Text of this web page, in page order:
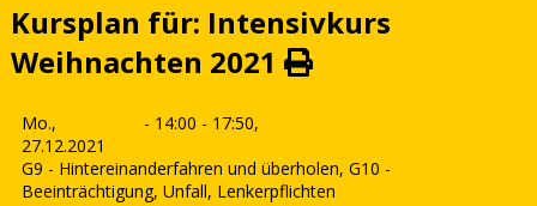
Kursplan für: Intensivkurs
Weihnachten 2021
Mo.,
27.12.2021
- 14:00 - 17:50,
G9 - Hintereinanderfahren und überholen, G10 -
Beeinträchtigung, Unfall, Lenkerpflichten